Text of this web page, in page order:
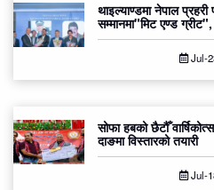
थाइल्याण्डमा नेपाल
सम्मानमा"मिट एण्ड ग्रीट",
Jul-
सोफा हबको छैटौँ
दाङमा विस्तारको तयारी
Jul-